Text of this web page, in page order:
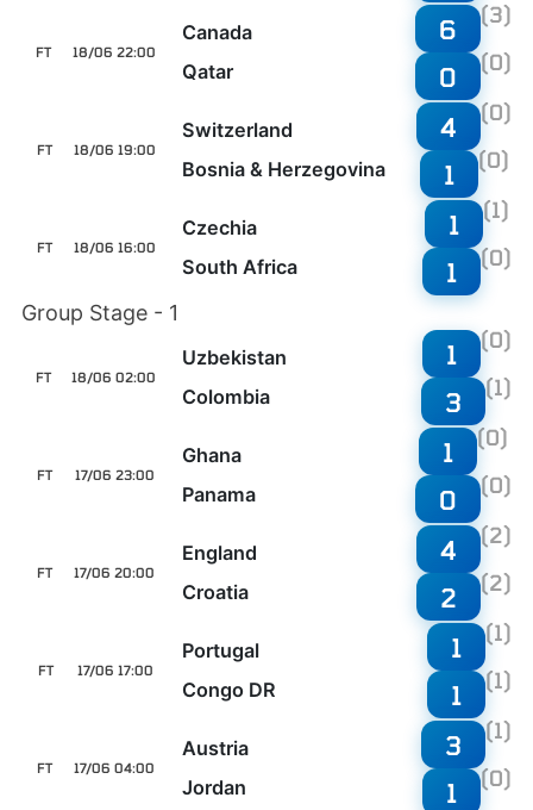
18/06 22:00
FT
Canada
Qatar
6 (3)
0 (0)
18/06 19:00
FT
Switzerland
Bosnia & Herzegovina
4 (0)
1 (0)
18/06 16:00
FT
Czechia
South Africa
1 (1)
1 (0)
Group Stage - 1
18/06 02:00
FT
Uzbekistan
Colombia
1 (0)
3 (1)
17/06 23:00
FT
Ghana
Panama
1 (0)
0 (0)
17/06 20:00
FT
England
Croatia
4 (2)
2 (2)
17/06 17:00
FT
Portugal
Congo DR
1 (1)
1 (1)
17/06 04:00
FT
Austria
Jordan
3 (1)
1 (0)